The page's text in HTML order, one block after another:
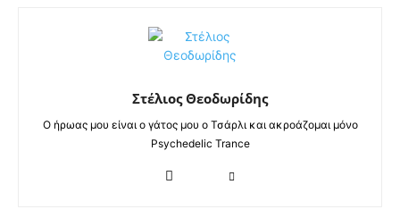
Στέλιος Θεοδωρίδης
Ο ήρωας μου είναι ο γάτος μου ο Τσάρλι και ακροάζομαι μόνο
Psychedelic Trance